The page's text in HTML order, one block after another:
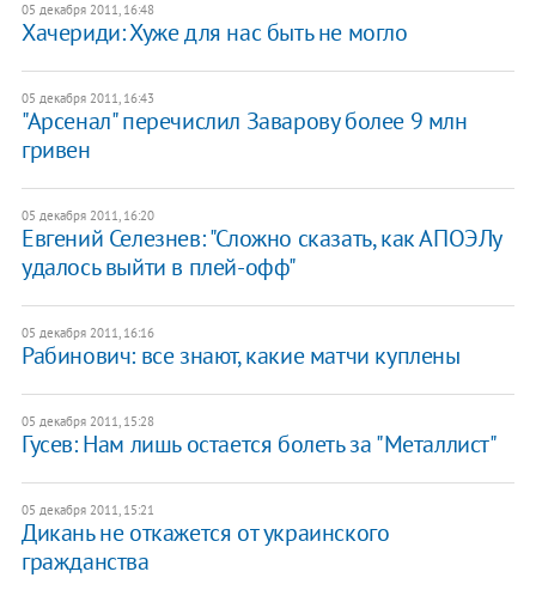
05 декабря 2011, 16:48
Хачериди: Хуже для нас быть не могло
05 декабря 2011, 16:43
"Арсенал" перечислил Заварову более 9 млн
гривен
05 декабря 2011, 16:20
Евгений Селезнев: "Сложно сказать, как АПОЭЛу
удалось выйти в плей-офф"
05 декабря 2011, 16:16
Рабинович: все знают, какие матчи куплены
05 декабря 2011, 15:28
Гусев: Нам лишь остается болеть за "Металлист"
05 декабря 2011, 15:21
Дикань не откажется от украинского
гражданства